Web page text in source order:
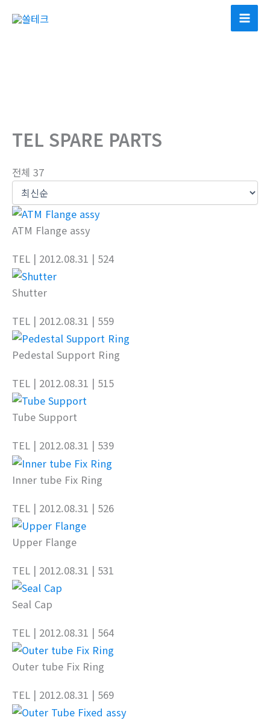
TEL SPARE PARTS
전체 37
ATM Flange assy
TEL | 2012.08.31 | 524
Shutter
TEL | 2012.08.31 | 559
Pedestal Support Ring
TEL | 2012.08.31 | 515
Tube Support
TEL | 2012.08.31 | 539
Inner tube Fix Ring
TEL | 2012.08.31 | 526
Upper Flange
TEL | 2012.08.31 | 531
Seal Cap
TEL | 2012.08.31 | 564
Outer tube Fix Ring
TEL | 2012.08.31 | 569